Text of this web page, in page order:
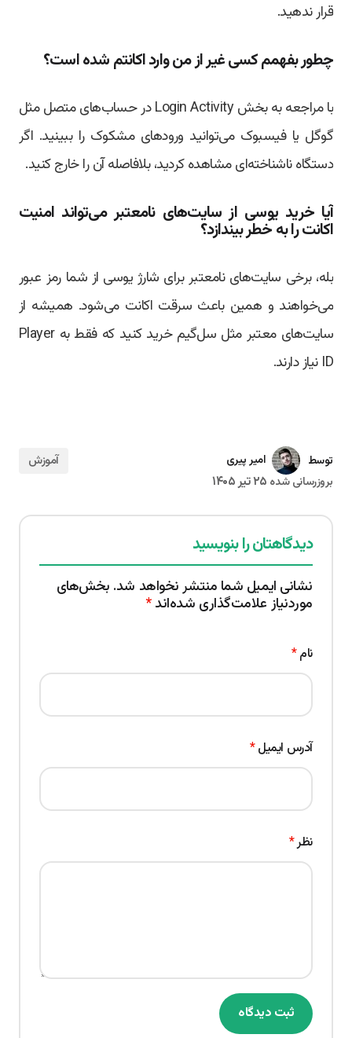
قرار ندهید.
چطور بفهمم کسی غیر از من وارد اکانتم شده است؟
با مراجعه به بخش Login Activity در حساب‌های متصل مثل
گوگل یا فیسبوک می‌توانید ورودهای مشکوک را ببینید. اگر
دستگاه ناشناخته‌ای مشاهده کردید، بلافاصله آن را خارج کنید.
آیا خرید یوسی از سایت‌های نامعتبر می‌تواند امنیت
اکانت را به خطر بیندازد؟
بله، برخی سایت‌های نامعتبر برای شارژ یوسی از شما رمز عبور
می‌خواهند و همین باعث سرقت اکانت می‌شود. همیشه از
سایت‌های معتبر مثل سل‌گیم خرید کنید که فقط به Player
ID نیاز دارند.
توسط
امیر پیری
بروزرسانی شده ۲۵ تیر ۱۴۰۵
آموزش
دیدگاهتان را بنویسید
نشانی ایمیل شما منتشر نخواهد شد. بخش‌های
موردنیاز علامت‌گذاری شده‌اند*
نظر*
نام*
آدرس ایمیل*
ثبت دیدگاه